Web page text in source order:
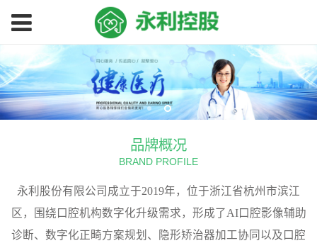
永
利
方
网
品牌概况
BRAND PROFILE
永利股份有限公司成立于2019年，位于浙江省杭州市滨江
区，围绕口腔机构数字化升级需求，形成了AI口腔影像辅助
诊断、数字化正畸方案规划、隐形矫治器加工协同以及口腔